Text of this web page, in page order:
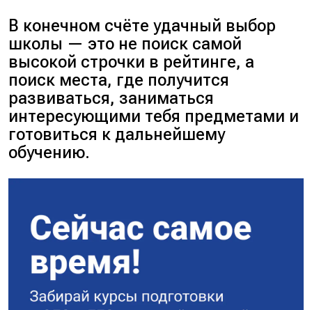
В конечном счёте удачный выбор
школы — это не поиск самой
высокой строчки в рейтинге, а
поиск места, где получится
развиваться, заниматься
интересующими тебя предметами и
готовиться к дальнейшему
обучению.